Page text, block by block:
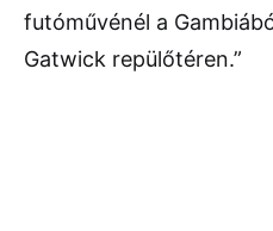
futóművénél a
Gatwick repülőtéren.”